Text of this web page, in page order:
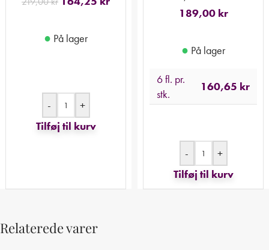
● På lager
-
+
Tilføj til kurv
189,00 kr
● På lager
6 fl. pr.
stk.
160,65 kr
-
+
Tilføj til kurv
Relaterede varer